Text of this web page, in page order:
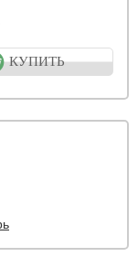
КУПИТЬ